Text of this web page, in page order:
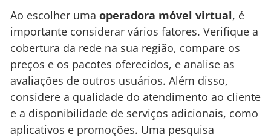
Ao escolher uma operadora móvel virtual, é
importante considerar vários fatores. Verifique a
cobertura da rede na sua região, compare os
preços e os pacotes oferecidos, e analise as
avaliações de outros usuários. Além disso,
considere a qualidade do atendimento ao cliente
e a disponibilidade de serviços adicionais, como
aplicativos e promoções. Uma pesquisa